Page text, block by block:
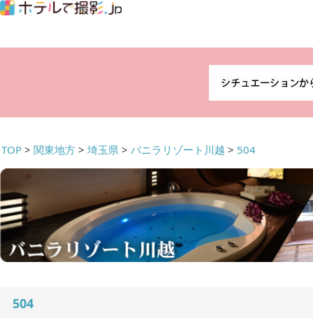
TOP > 関東地方 > 埼玉県 > バニラリゾート川越 > 504
504